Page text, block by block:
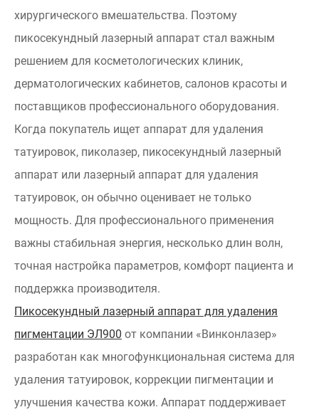
хирургического вмешательства. Поэтому
пикосекундный лазерный аппарат стал важным
решением для косметологических клиник,
дерматологических кабинетов, салонов красоты и
поставщиков профессионального оборудования.
Когда покупатель ищет аппарат для удаления
татуировок, пиколазер, пикосекундный лазерный
аппарат или лазерный аппарат для удаления
татуировок, он обычно оценивает не только
мощность. Для профессионального применения
важны стабильная энергия, несколько длин волн,
точная настройка параметров, комфорт пациента и
поддержка производителя.
Пикосекундный лазерный аппарат для удаления
пигментации ЭЛ900 от компании «Винконлазер»
разработан как многофункциональная система для
удаления татуировок, коррекции пигментации и
улучшения качества кожи. Аппарат поддерживает